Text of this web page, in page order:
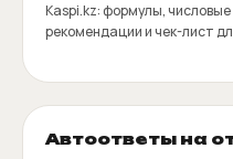
Kaspi.kz: формулы,
рекомендации и чек-лист
Автоответы на